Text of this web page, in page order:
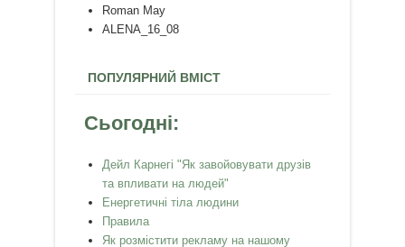
Roman May
ALENA_16_08
ПОПУЛЯРНИЙ ВМІСТ
Сьогодні:
Дейл Карнегі "Як завойовувати друзів
та впливати на людей"
Енергетичні тіла людини
Правила
Як розмістити рекламу на нашому